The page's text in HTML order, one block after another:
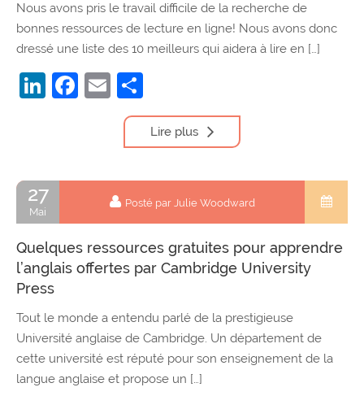
Nous avons pris le travail difficile de la recherche de
bonnes ressources de lecture en ligne! Nous avons donc
dressé une liste des 10 meilleurs qui aidera à lire en […]
LinkedIn
Facebook
Email
Lire plus
27
Mai
Posté par Julie Woodward
Quelques ressources gratuites pour apprendre
l’anglais offertes par Cambridge University
Press
Tout le monde a entendu parlé de la prestigieuse
Université anglaise de Cambridge. Un département de
cette université est réputé pour son enseignement de la
langue anglaise et propose un […]